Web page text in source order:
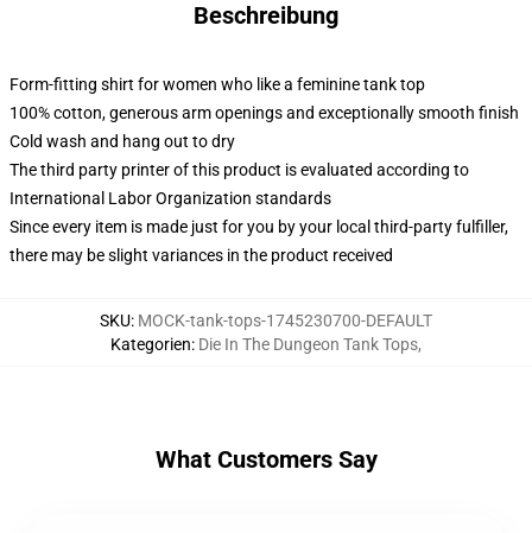
Beschreibung
Form-fitting shirt for women who like a feminine tank top
100% cotton, generous arm openings and exceptionally smooth finish
Cold wash and hang out to dry
The third party printer of this product is evaluated according to
International Labor Organization standards
Since every item is made just for you by your local third-party fulfiller,
there may be slight variances in the product received
SKU: MOCK-tank-tops-1745230700-DEFAULT
Kategorien: Die In The Dungeon Tank Tops,
What Customers Say